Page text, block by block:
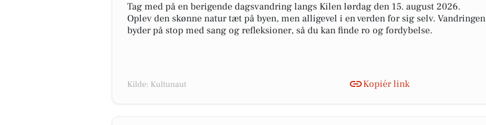
Tag med på en berigende dagsvandring langs Kilen lørdag den 15. august 2026.
Oplev den skønne natur tæt på byen, men alligevel i en verden for sig selv. Vandringen
byder på stop med sang og refleksioner, så du kan finde ro og fordybelse.
Kilde: Kultunaut Kopiér link